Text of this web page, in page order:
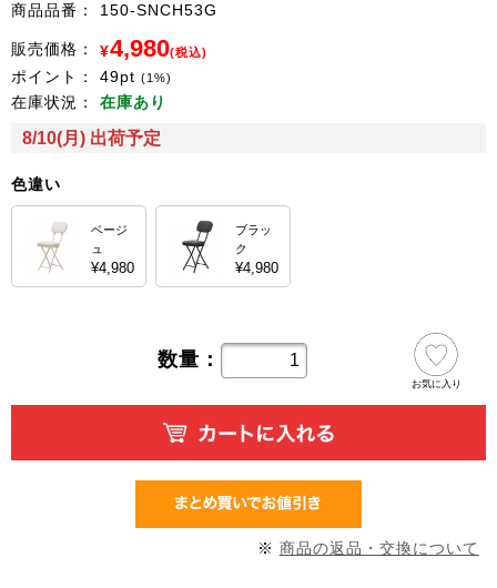
商品品番： 150-SNCH53G
販売価格： ¥4,980(税込)
ポイント： 49pt (1%)
在庫状況： 在庫あり
8/10(月) 出荷予定
色違い
ベージ
ュ
¥4,980
ブラッ
ク
¥4,980
数量：
お気に入り
※ 商品の返品・交換について